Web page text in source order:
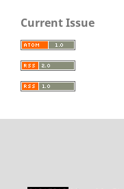
Current Issue